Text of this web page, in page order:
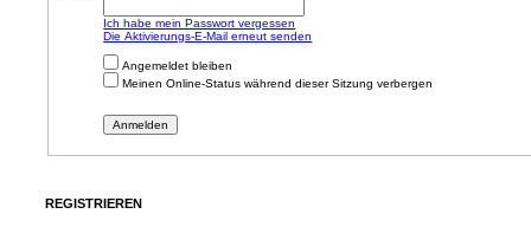
Ich habe mein Passwort vergessen
Die Aktivierungs-E-Mail erneut senden
Angemeldet bleiben
Meinen Online-Status während dieser Sitzung verbergen
REGISTRIEREN